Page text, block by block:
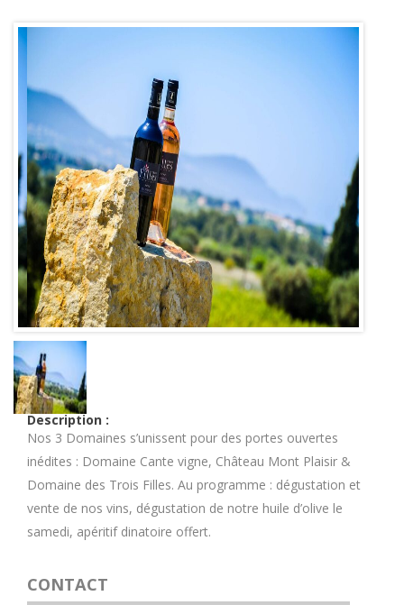
Description :
Nos 3 Domaines s’unissent pour des portes ouvertes
inédites : Domaine Cante vigne, Château Mont Plaisir &
Domaine des Trois Filles. Au programme : dégustation et
vente de nos vins, dégustation de notre huile d’olive le
samedi, apéritif dinatoire offert.
CONTACT